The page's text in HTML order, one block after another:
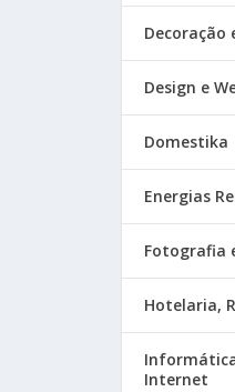
Decoração
Design e
Domestika
Energias
Fotografia
Hotelaria,
Internet